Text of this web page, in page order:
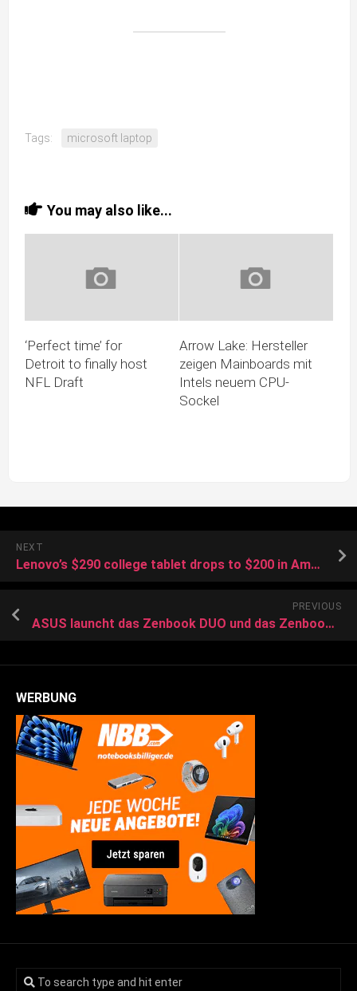
Tags: microsoft laptop
You may also like...
‘Perfect time’ for
Detroit to finally host
NFL Draft
Arrow Lake: Hersteller
zeigen Mainboards mit
Intels neuem CPU-
Sockel
NEXT
Lenovo’s $290 college tablet drops to $200 in Amazon’s 1-day deal
PREVIOUS
ASUS launcht das Zenbook DUO und das Zenbook A16
WERBUNG